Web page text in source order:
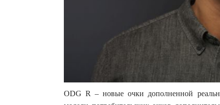
ODG R – новые очки дополненной